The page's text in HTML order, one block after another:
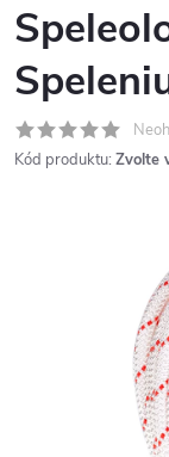
Kód produktu: Zvolte